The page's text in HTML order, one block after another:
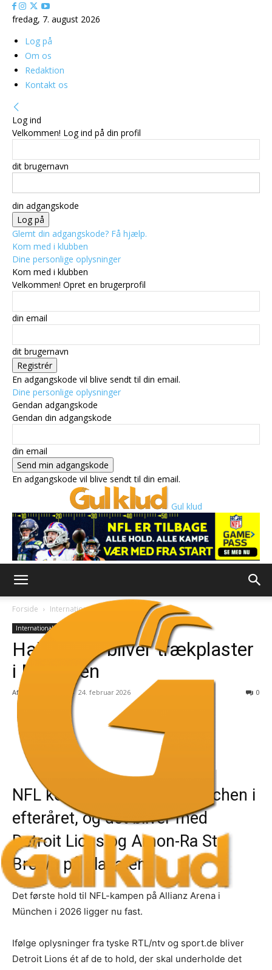
fredag, 7. august 2026
Log på
Om os
Redaktion
Kontakt os
Log ind
Velkommen! Log ind på din profil
dit brugernavn
din adgangskode
Glemt din adgangskode? Få hjælp.
Kom med i klubben
Dine personlige oplysninger
Kom med i klubben
Velkommen! Opret en brugerprofil
din email
dit brugernavn
En adgangskode vil blive sendt til din email.
Dine personlige oplysninger
Gendan adgangskode
Gendan din adgangskode
din email
En adgangskode vil blive sendt til din email.
Gul klud
Forside International
International
Halvtysker bliver trækplaster
i München
Af - 24. februar 2026 0
NFL kommer tilbage til München i
efteråret, og det bliver med
Detroit Lions og Amon-Ra St.
Brown på plakaten.
Det første hold til NFL-kampen på Allianz Arena i
München i 2026 ligger nu fast.
Ifølge oplysninger fra tyske RTL/ntv og sport.de bliver
Detroit Lions ét af de to hold, der skal underholde det